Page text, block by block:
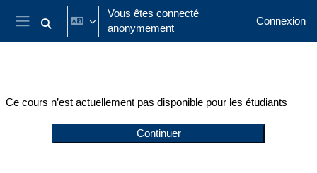
Passer au contenu principal
Panneau latéral
Activer/désactiver la saisie de recherche
Vous êtes connecté
anonymement
Connexion
Ce cours n’est actuellement pas disponible pour les étudiants
Continuer